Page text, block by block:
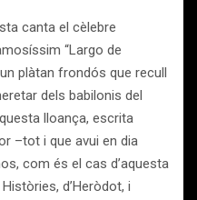
canta el cèlebre
“Largo de
plàtan frondós que recull
dels babilonis del
lloança, escrita
–tot i que avui en dia
com és el cas d’aquesta
d’Heròdot, i